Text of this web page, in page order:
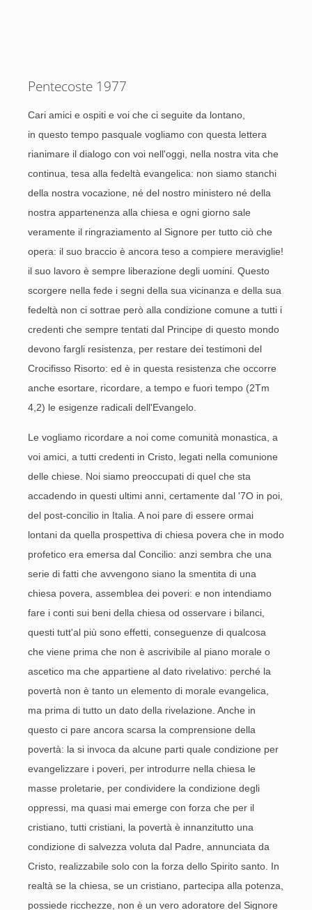
Pentecoste 1977
Cari amici e ospiti e voi che ci seguite da lontano,
in questo tempo pasquale vogliamo con questa lettera
rianimare il dialogo con voi nell'oggi, nella nostra vita che
continua, tesa alla fedeltà evangelica: non siamo stanchi
della nostra vocazione, né del nostro ministero né della
nostra appartenenza alla chiesa e ogni giorno sale
veramente il ringraziamento al Signore per tutto ciò che
opera: il suo braccio è ancora teso a compiere meraviglie!
il suo lavoro è sempre liberazione degli uomini. Questo
scorgere nella fede i segni della sua vicinanza e della sua
fedeltà non ci sottrae però alla condizione comune a tutti i
credenti che sempre tentati dal Principe di questo mondo
devono fargli resistenza, per restare dei testimoni del
Crocifisso Risorto: ed è in questa resistenza che occorre
anche esortare, ricordare, a tempo e fuori tempo (2Tm
4,2) le esigenze radicali dell'Evangelo.
Le vogliamo ricordare a noi come comunità monastica, a
voi amici, a tutti credenti in Cristo, legati nella comunione
delle chiese. Noi siamo preoccupati di quel che sta
accadendo in questi ultimi anni, certamente dal '7O in poi,
del post-concilio in Italia. A noi pare di essere ormai
lontani da quella prospettiva di chiesa povera che in modo
profetico era emersa dal Concilio: anzi sembra che una
serie di fatti che avvengono siano la smentita di una
chiesa povera, assemblea dei poveri: e non intendiamo
fare i conti sui beni della chiesa od osservare i bilanci,
questi tutt'al più sono effetti, conseguenze di qualcosa
che viene prima che non è ascrivibile al piano morale o
ascetico ma che appartiene al dato rivelativo: perché la
povertà non è tanto un elemento di morale evangelica,
ma prima di tutto un dato della rivelazione. Anche in
questo ci pare ancora scarsa la comprensione della
povertà: la si invoca da alcune parti quale condizione per
evangelizzare i poveri, per introdurre nella chiesa le
masse proletarie, per condividere la condizione degli
oppressi, ma quasi mai emerge con forza che per il
cristiano, tutti cristiani, la povertà è innanzitutto una
condizione di salvezza voluta dal Padre, annunciata da
Cristo, realizzabile solo con la forza dello Spirito santo. In
realtà se la chiesa, se un cristiano, partecipa alla potenza,
possiede ricchezze, non è un vero adoratore del Signore